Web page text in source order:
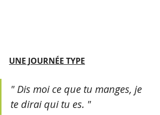
UNE JOURNÉE TYPE
" Dis moi ce que tu manges, je
te dirai qui tu es. "